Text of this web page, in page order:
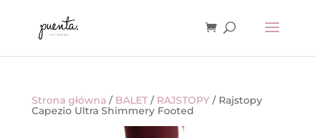
Strona główna / BALET/ RAJSTOPY/ Rajstopy
Capezio Ultra Shimmery Footed